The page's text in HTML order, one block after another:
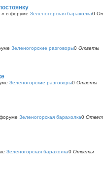
» в форуме Зеленогорская барахолка0
Зеленогорские разговоры0 Ответы
Зеленогорские разговоры0 Ответы
Зеленогорская барахолка0
Зеленогорская барахолка0 Ответы